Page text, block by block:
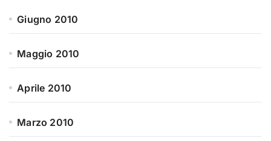
Giugno 2010
Maggio 2010
Aprile 2010
Marzo 2010